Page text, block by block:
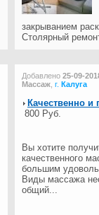
закрыванием
Столярный
Добавлено 25-09-
Массаж г. Калуга
Качественно
800 Руб.
Вы хотите
качественного
большим
Виды массажа
общий...